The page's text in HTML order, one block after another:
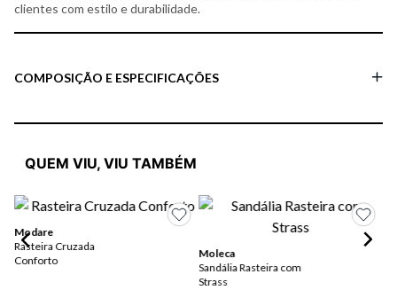
clientes com estilo e durabilidade.
COMPOSIÇÃO E ESPECIFICAÇÕES
QUEM VIU, VIU TAMBÉM
Modare
Rasteira Cruzada
Conforto
Moleca
Sandália Rasteira com
Strass